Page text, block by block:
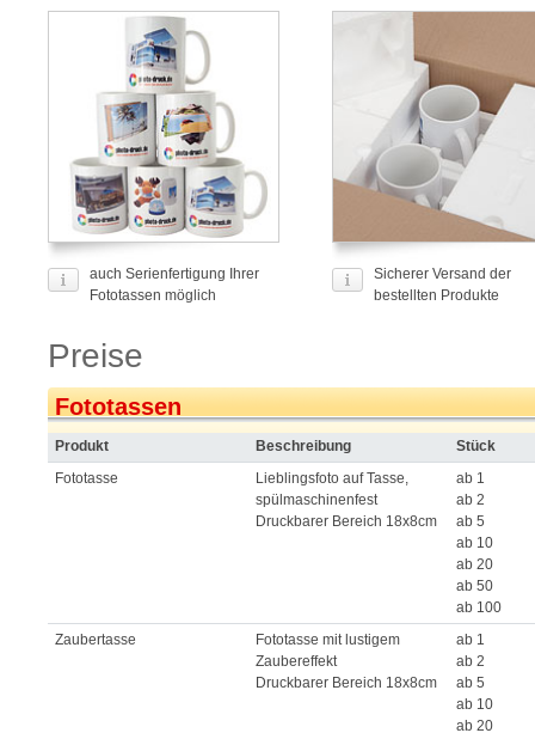
auch Serienfertigung Ihrer
Fototassen möglich
Sicherer Versand der
bestellten Produkte
Preise
Fototassen
Produkt Beschreibung
Stück
Fototasse
Lieblingsfoto auf Tasse,
spülmaschinenfest
Druckbarer Bereich 18x8cm
ab 1
ab 2
ab 5
ab 10
ab 20
ab 50
ab 100
Zaubertasse
Fototasse mit lustigem
Zaubereffekt
Druckbarer Bereich 18x8cm
ab 1
ab 2
ab 5
ab 10
ab 20